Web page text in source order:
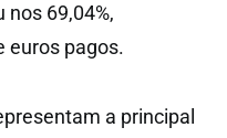
69,04%,
euros pagos.
a principal